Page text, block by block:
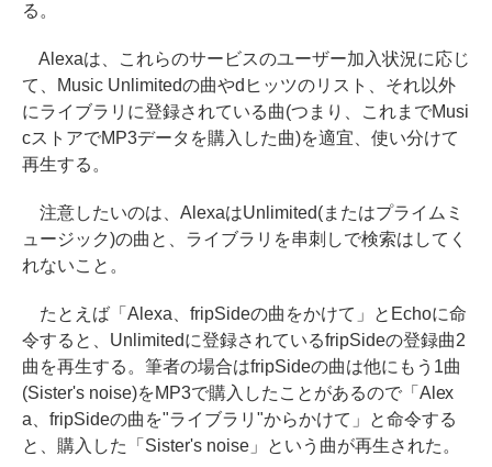
る。
Alexaは、これらのサービスのユーザー加入状況に応じ
て、Music Unlimitedの曲やdヒッツのリスト、それ以外
にライブラリに登録されている曲(つまり、これまでMusi
cストアでMP3データを購入した曲)を適宜、使い分けて
再生する。
注意したいのは、AlexaはUnlimited(またはプライムミ
ュージック)の曲と、ライブラリを串刺しで検索はしてく
れないこと。
たとえば「Alexa、fripSideの曲をかけて」とEchoに命
令すると、Unlimitedに登録されているfripSideの登録曲2
曲を再生する。筆者の場合はfripSideの曲は他にもう1曲
(Sister's noise)をMP3で購入したことがあるので「Alex
a、fripSideの曲を"ライブラリ"からかけて」と命令する
と、購入した「Sister's noise」という曲が再生された。